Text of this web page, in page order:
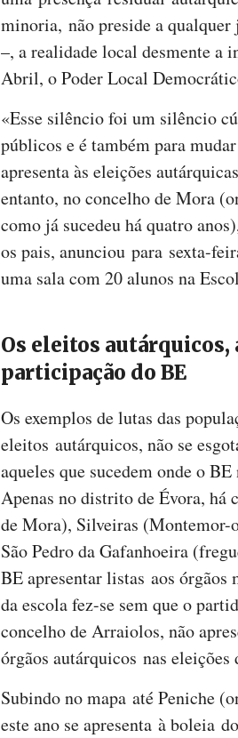
minoria, não preside a
–, a realidade local desmente a
Abril, o Poder Local
«Esse silêncio foi um silêncio
públicos e é também para
apresenta às eleições
entanto, no concelho de Mora
como já sucedeu há quatro
os pais, anunciou para sexta-
uma sala com 20 alunos na
Os eleitos autárquicos,
participação do BE
Os exemplos de lutas das
eleitos autárquicos, não se
aqueles que sucedem onde o
Apenas no distrito de Évora, há
de Mora), Silveiras (Montemor-
São Pedro da Gafanhoeira
BE apresentar listas aos
da escola fez-se sem que o
concelho de Arraiolos, não
órgãos autárquicos nas eleições
Subindo no mapa até Peniche
este ano se apresenta à boleia